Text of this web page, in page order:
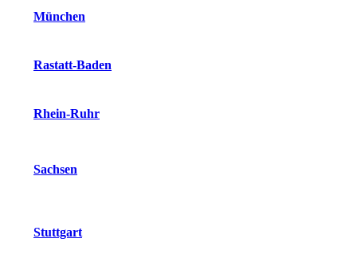
München
Rastatt-Baden
Rhein-Ruhr
Sachsen
Stuttgart